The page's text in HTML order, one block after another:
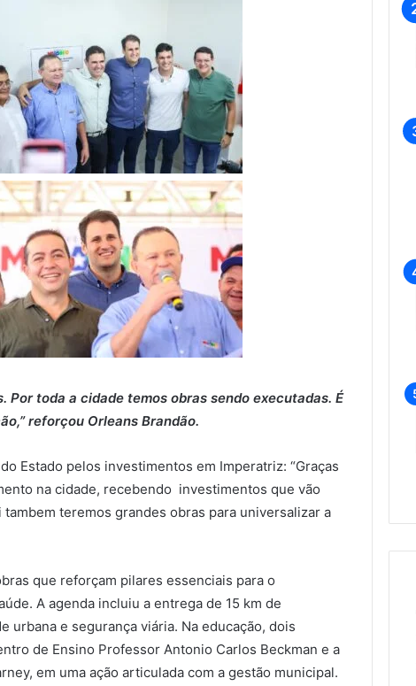
toda a cidade temos obras sendo executadas. É
reforçou Orleans Brandão.
Estado pelos investimentos em Imperatriz: “Graças
na cidade, recebendo investimentos que vão
teremos grandes obras para universalizar a
que reforçam pilares essenciais para o
A agenda incluiu a entrega de 15 km de
urbana e segurança viária. Na educação, dois
de Ensino Professor Antonio Carlos Beckman e a
em uma ação articulada com a gestão municipal.